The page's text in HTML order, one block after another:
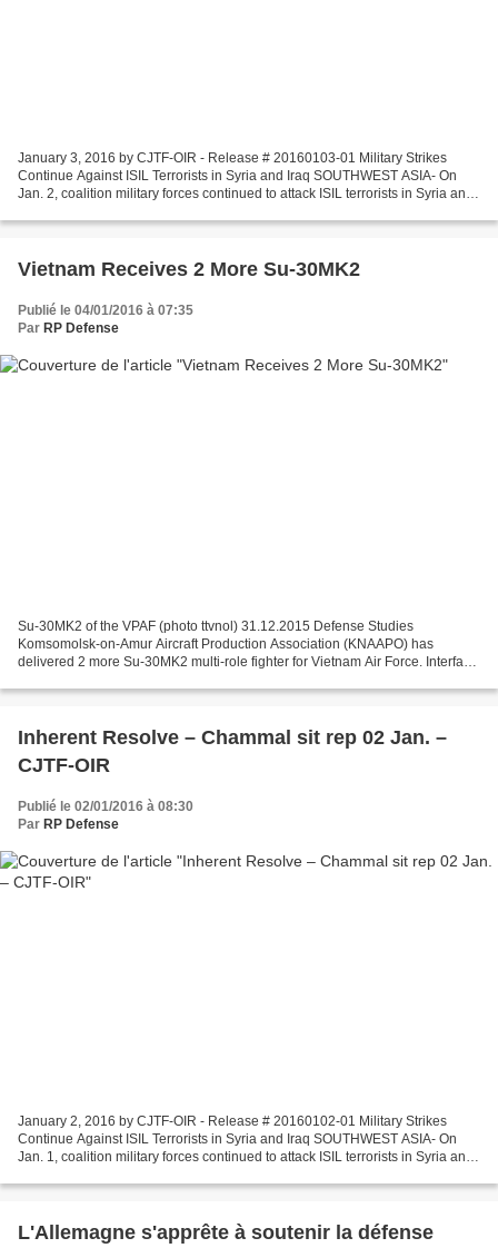
January 3, 2016 by CJTF-OIR - Release # 20160103-01 Military Strikes
Continue Against ISIL Terrorists in Syria and Iraq SOUTHWEST ASIA- On
Jan. 2, coalition military forces continued to attack ISIL terrorists in Syria and
Vietnam Receives 2 More Su-30MK2
Publié le 04/01/2016 à 07:35
Par RP Defense
Su-30MK2 of the VPAF (photo ttvnol) 31.12.2015 Defense Studies
Komsomolsk-on-Amur Aircraft Production Association (KNAAPO) has
delivered 2 more Su-30MK2 multi-role fighter for Vietnam Air Force. Interfax-
Inherent Resolve – Chammal sit rep 02 Jan. –
CJTF-OIR
Publié le 02/01/2016 à 08:30
Par RP Defense
January 2, 2016 by CJTF-OIR - Release # 20160102-01 Military Strikes
Continue Against ISIL Terrorists in Syria and Iraq SOUTHWEST ASIA- On
Jan. 1, coalition military forces continued to attack ISIL terrorists in Syria and
L'Allemagne s'apprête à soutenir la défense